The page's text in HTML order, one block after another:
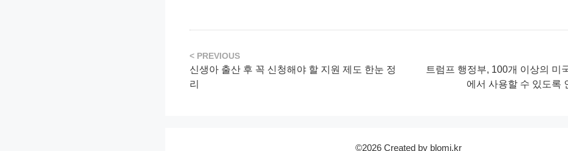
신생아 출산 후 꼭 신청해야 할 지원 제도 한눈 정
리
트럼프 행정부, 100개 이상의 미
에서 사용할 수 있도록
©2026 Created by blomi.kr